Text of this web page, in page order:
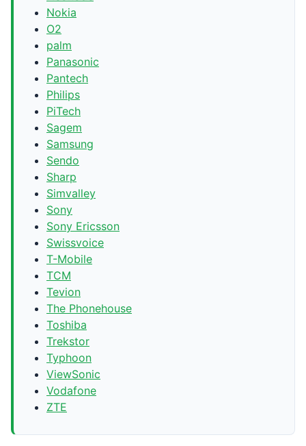
Nokia
O2
palm
Panasonic
Pantech
Philips
PiTech
Sagem
Samsung
Sendo
Sharp
Simvalley
Sony
Sony Ericsson
Swissvoice
T-Mobile
TCM
Tevion
The Phonehouse
Toshiba
Trekstor
Typhoon
ViewSonic
Vodafone
ZTE